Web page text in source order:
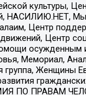
культуры,
НАСИЛИЮ.НЕТ,
Центр
Центр
осужденным
Мемориал,
Женщины
ПО ПРАВАМ